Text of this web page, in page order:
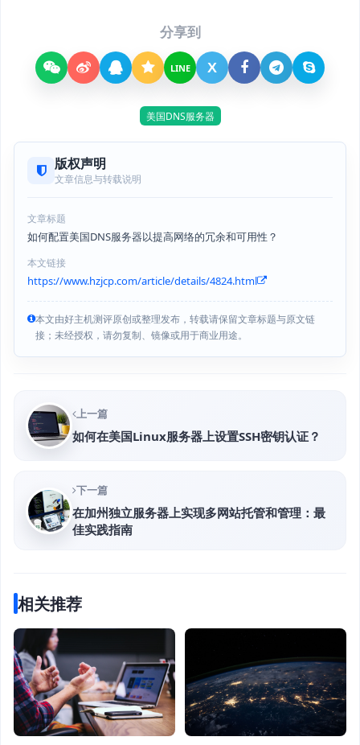
分享到
LINE X
美国DNS服务器
版权声明
文章信息与转载说明
文章标题
如何配置美国DNS服务器以提高网络的冗余和可用性？
本文链接
https://www.hzjcp.com/article/details/4824.html
本文由好主机测评原创或整理发布，转载请保留文章标题与原文链
接；未经授权，请勿复制、镜像或用于商业用途。
上一篇
如何在美国Linux服务器上设置SSH密钥认证？
下一篇
在加州独立服务器上实现多网站托管和管理：最
佳实践指南
相关推荐